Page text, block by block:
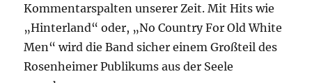
Kommentarspalten unserer Zeit. Mit Hits wie
„Hinterland“ oder, „No Country For Old White
Men“ wird die Band sicher einem Großteil des
Rosenheimer Publikums aus der Seele